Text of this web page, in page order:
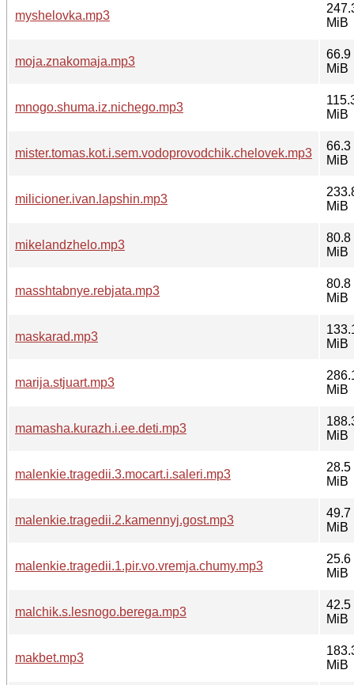
myshelovka.mp3
MiB
moja.znakomaja.mp3
66.9
MiB
mnogo.shuma.iz.nichego.mp3
MiB
mister.tomas.kot.i.sem.vodoprovodchik.chelovek.mp3
66.3
MiB
milicioner.ivan.lapshin.mp3
MiB
mikelandzhelo.mp3
80.8
MiB
masshtabnye.rebjata.mp3
80.8
MiB
maskarad.mp3
MiB
marija.stjuart.mp3
MiB
mamasha.kurazh.i.ee.deti.mp3
MiB
malenkie.tragedii.3.mocart.i.saleri.mp3
28.5
MiB
malenkie.tragedii.2.kamennyj.gost.mp3
49.7
MiB
malenkie.tragedii.1.pir.vo.vremja.chumy.mp3
25.6
MiB
malchik.s.lesnogo.berega.mp3
42.5
MiB
makbet.mp3
MiB